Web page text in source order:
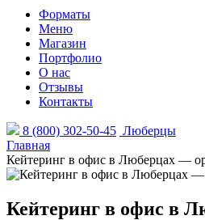
Форматы
Меню
Магазин
Портфолио
О нас
Отзывы
Контакты
8 (800) 302-50-45 Люберцы
Главная
Кейтеринг в офис в Люберцах —
Кейтеринг в офис в